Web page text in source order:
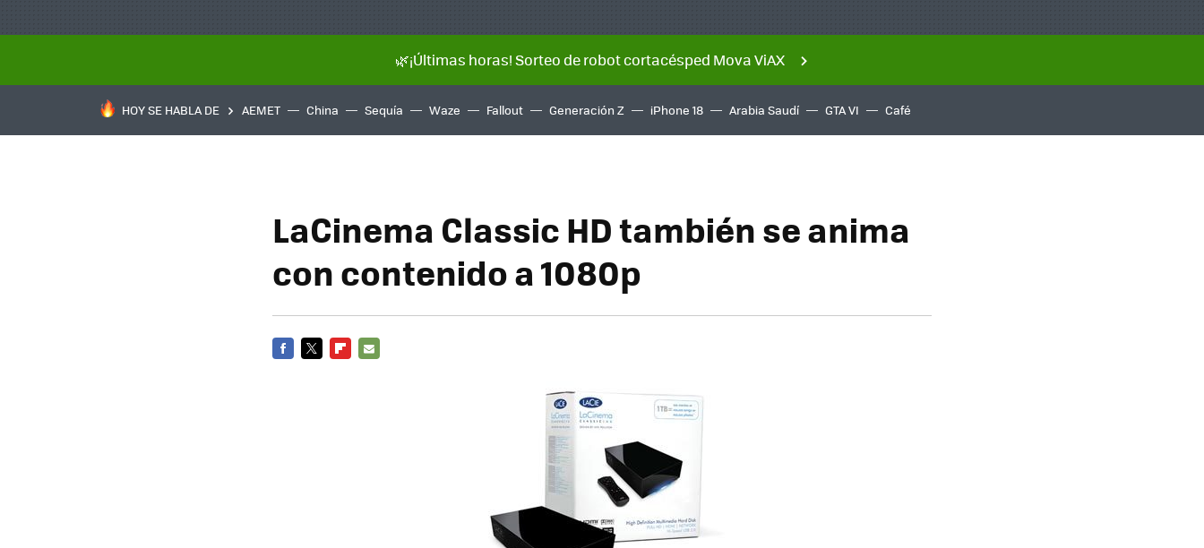
🌿¡Últimas horas! Sorteo de robot cortacésped Mova ViAX
HOY SE HABLA DE AEMET China Sequía Waze Fallout Generación Z iPhone 18 Arabia Saudí GTA VI Café
LaCinema Classic HD también se anima
con contenido a 1080p